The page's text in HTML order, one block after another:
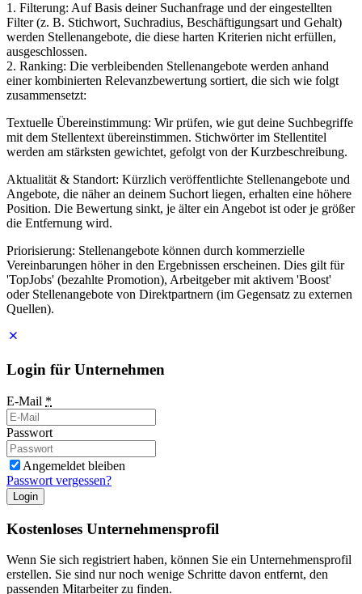
1. Filterung: Auf Basis deiner Suchanfrage und der eingestellten
Filter (z. B. Stichwort, Suchradius, Beschäftigungsart und Gehalt)
werden Stellenangebote, die diese harten Kriterien nicht erfüllen,
ausgeschlossen.
2. Ranking: Die verbleibenden Stellenangebote werden anhand
einer kombinierten Relevanzbewertung sortiert, die sich wie folgt
zusammensetzt:
Textuelle Übereinstimmung: Wir prüfen, wie gut deine Suchbegriffe
mit dem Stellentext übereinstimmen. Stichwörter im Stellentitel
werden am stärksten gewichtet, gefolgt von der Kurzbeschreibung.
Aktualität & Standort: Kürzlich veröffentlichte Stellenangebote und
Angebote, die näher an deinem Suchort liegen, erhalten eine höhere
Position. Die Bewertung sinkt, je älter ein Angebot ist oder je größer
die Entfernung wird.
Priorisierung: Stellenangebote können durch kommerzielle
Vereinbarungen höher in den Ergebnissen erscheinen. Dies gilt für
'TopJobs' (bezahlte Promotion), Arbeitgeber mit aktivem 'Boost'
oder Stellenangebote von Direktpartnern (im Gegensatz zu externen
Quellen).
Login für Unternehmen
E-Mail *
Passwort
Angemeldet bleiben
Passwort vergessen?
Login
Kostenloses Unternehmensprofil
Wenn Sie sich registriert haben, können Sie ein Unternehmensprofil
erstellen. Sie sind nur noch wenige Schritte davon entfernt, den
passenden Mitarbeiter zu finden.